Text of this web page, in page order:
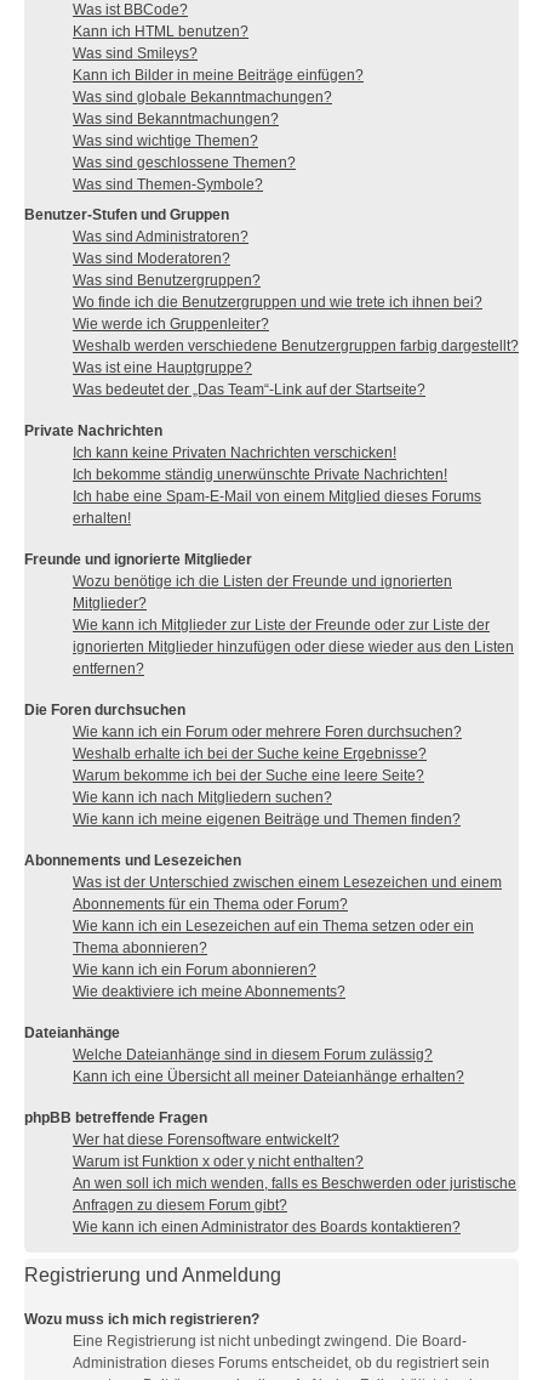
Was ist BBCode?
Kann ich HTML benutzen?
Was sind Smileys?
Kann ich Bilder in meine Beiträge einfügen?
Was sind globale Bekanntmachungen?
Was sind Bekanntmachungen?
Was sind wichtige Themen?
Was sind geschlossene Themen?
Was sind Themen-Symbole?
Benutzer-Stufen und Gruppen
Was sind Administratoren?
Was sind Moderatoren?
Was sind Benutzergruppen?
Wo finde ich die Benutzergruppen und wie trete ich ihnen bei?
Wie werde ich Gruppenleiter?
Weshalb werden verschiedene Benutzergruppen farbig dargestellt?
Was ist eine Hauptgruppe?
Was bedeutet der „Das Team“-Link auf der Startseite?
Private Nachrichten
Ich kann keine Privaten Nachrichten verschicken!
Ich bekomme ständig unerwünschte Private Nachrichten!
Ich habe eine Spam-E-Mail von einem Mitglied dieses Forums
erhalten!
Freunde und ignorierte Mitglieder
Wozu benötige ich die Listen der Freunde und ignorierten
Mitglieder?
Wie kann ich Mitglieder zur Liste der Freunde oder zur Liste der
ignorierten Mitglieder hinzufügen oder diese wieder aus den Listen
entfernen?
Die Foren durchsuchen
Wie kann ich ein Forum oder mehrere Foren durchsuchen?
Weshalb erhalte ich bei der Suche keine Ergebnisse?
Warum bekomme ich bei der Suche eine leere Seite?
Wie kann ich nach Mitgliedern suchen?
Wie kann ich meine eigenen Beiträge und Themen finden?
Abonnements und Lesezeichen
Was ist der Unterschied zwischen einem Lesezeichen und einem
Abonnements für ein Thema oder Forum?
Wie kann ich ein Lesezeichen auf ein Thema setzen oder ein
Thema abonnieren?
Wie kann ich ein Forum abonnieren?
Wie deaktiviere ich meine Abonnements?
Dateianhänge
Welche Dateianhänge sind in diesem Forum zulässig?
Kann ich eine Übersicht all meiner Dateianhänge erhalten?
phpBB betreffende Fragen
Wer hat diese Forensoftware entwickelt?
Warum ist Funktion x oder y nicht enthalten?
An wen soll ich mich wenden, falls es Beschwerden oder juristische
Anfragen zu diesem Forum gibt?
Wie kann ich einen Administrator des Boards kontaktieren?
Registrierung und Anmeldung
Wozu muss ich mich registrieren?
Eine Registrierung ist nicht unbedingt zwingend. Die Board-
Administration dieses Forums entscheidet, ob du registriert sein